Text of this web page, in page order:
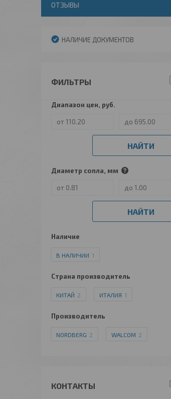
ОТЗЫВЫ
НАЛИЧИЕ ДОКУМЕНТОВ
ФИЛЬТРЫ
Диапазон цен, руб.
НАЙТИ
Диаметр сопла, мм
НАЙТИ
Наличие
В НАЛИЧИИ 1
Страна производитель
КИТАЙ 2 ИТАЛИЯ 1
Производитель
NORDBERG 2 WALCOM 2
КОНТАКТЫ